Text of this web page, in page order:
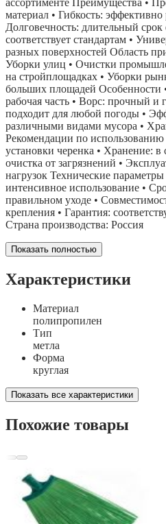
ассортименте Преимущества •
материал • Гибкость: эффективно
Долговечность: длительный
соответствует стандартам •
разных поверхностей Область
Уборки улиц • Очистки
на стройплощадках • Уборки
больших площадей Особенности
рабочая часть • Ворс: прочный и
подходит для любой погоды •
различными видами мусора •
Рекомендации по
установки черенка • Хранение:
очистка от загрязнений •
нагрузок Технические
интенсивное использование •
правильном уходе •
крепления • Гарантия:
Страна производства: Россия
Показать полностью
Характеристики
Материал
полипропилен
Тип
метла
Форма
круглая
Показать все характеристики
Похожие товары